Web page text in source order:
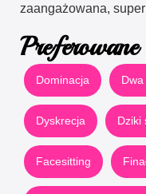
zaangażowana,
Preferowane
Dominacja
Dyskrecja Dziki
Facesitting